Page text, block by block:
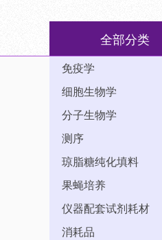
全部分类
免疫学
细胞生物学
分子生物学
测序
琼脂糖纯化填料
果蝇培养
仪器配套试剂耗材
消耗品